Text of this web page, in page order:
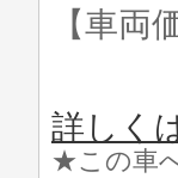
【車両
詳しく
★この車